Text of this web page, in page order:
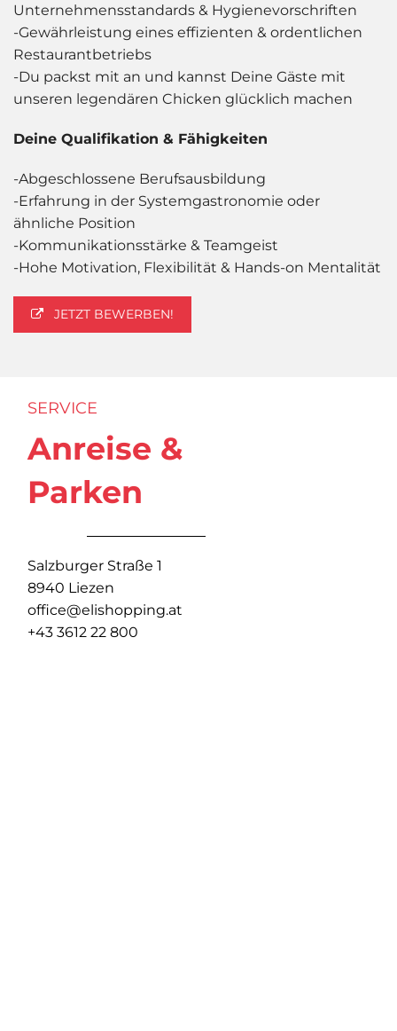
Unternehmensstandards & Hygienevorschriften
-Gewährleistung eines effizienten & ordentlichen
Restaurantbetriebs
-Du packst mit an und kannst Deine Gäste mit
unseren legendären Chicken glücklich machen
Deine Qualifikation & Fähigkeiten
-Abgeschlossene Berufsausbildung
-Erfahrung in der Systemgastronomie oder
ähnliche Position
-Kommunikationsstärke & Teamgeist
-Hohe Motivation, Flexibilität & Hands-on Mentalität
JETZT BEWERBEN!
SERVICE
Anreise &
Parken
Salzburger Straße 1
8940 Liezen
office@elishopping.at
+43 3612 22 800